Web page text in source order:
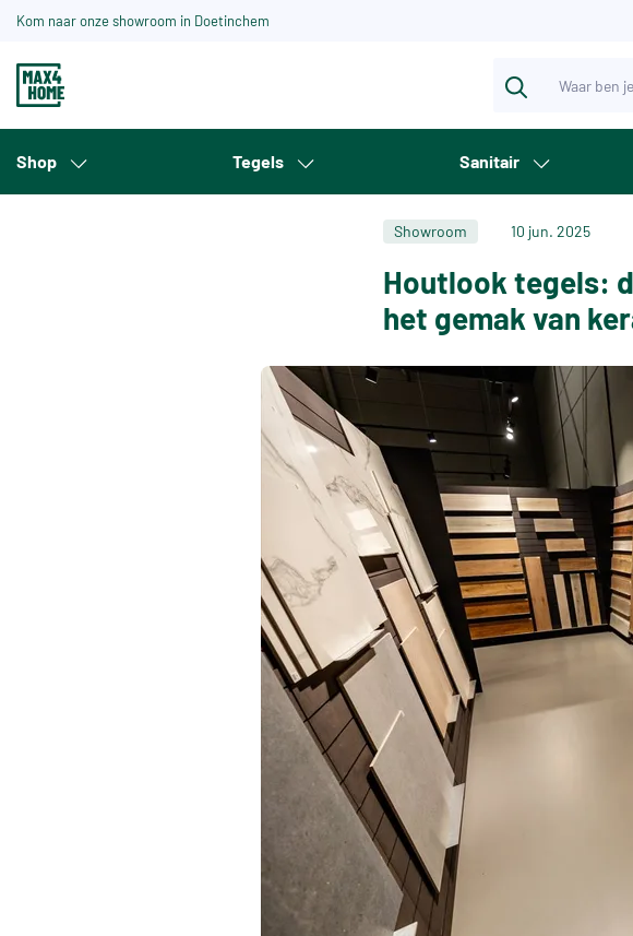
Kom naar onze showroom in Doetinchem
Shop Tegels Sanitair
Showroom 10 jun. 2025
Houtlook tegels:
het gemak van